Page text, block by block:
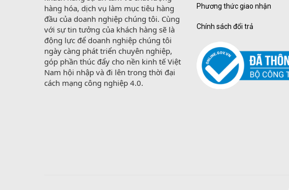
hàng hóa, dịch vụ làm mục tiêu hàng
đầu của doanh nghiệp chúng tôi. Cùng
với sự tin tưởng của khách hàng sẽ là
động lực để doanh nghiệp chúng tôi
ngày càng phát triển chuyên nghiệp,
góp phần thúc đẩy cho nền kinh tế Việt
Nam hội nhập và đi lên trong thời đại
cách mạng công nghiệp 4.0.
Phương thức giao nhận
Chính sách đổi trả